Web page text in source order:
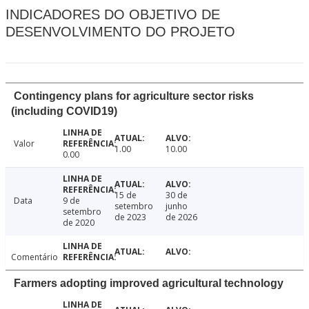
INDICADORES DO OBJETIVO DE
DESENVOLVIMENTO DO PROJETO
Contingency plans for agriculture sector risks
(including COVID19)
Valor
0.00
1.00 10.00
Data
9 de
setembro
de 2020
15 de
setembro
de 2023
30 de
junho
de 2026
Comentário
Farmers adopting improved agricultural technology